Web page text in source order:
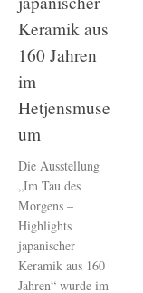
Keramik aus
160 Jahren
im
Hetjensmuse
um
Die Ausstellung
„Im Tau des
Morgens –
Highlights
japanischer
Keramik aus 160
Jahren“ wurde im